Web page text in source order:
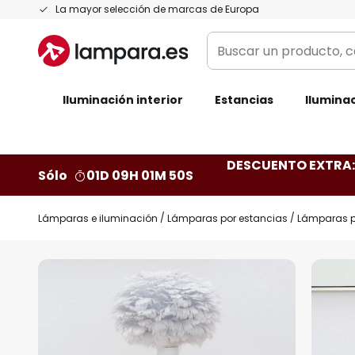
La mayor selección de marcas de Europa
Ir
contenido
Buscar
un
categoría,
Iluminación interior Estancias
Sólo 01D 09H 01M 49S
DESCUENTO
Lámparas e iluminación Lámparas por estancias Lámparas
Saltar